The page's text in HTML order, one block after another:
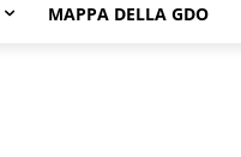
MAPPA DELLA GDO